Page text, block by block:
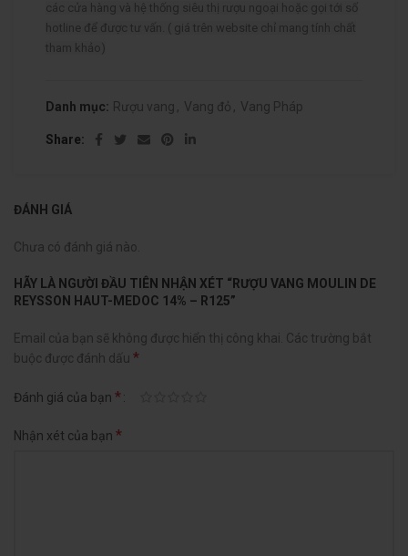
các cửa hàng và hệ thống siêu thị rượu ngoại hoặc gọi tới số
hotline để được tư vấn. ( giá trên website chỉ mang tính chất
tham khảo)
Danh mục: Rượu vang , Vang đỏ , Vang Pháp
Share
ĐÁNH GIÁ
Chưa có đánh giá nào.
HÃY LÀ NGƯỜI ĐẦU TIÊN NHẬN XÉT “RƯỢU VANG MOULIN DE
REYSSON HAUT-MEDOC 14% – R125”
Email của bạn sẽ không được hiển thị công khai. Các trường bắt
buộc được đánh dấu *
Đánh giá của bạn *
Nhận xét của bạn *